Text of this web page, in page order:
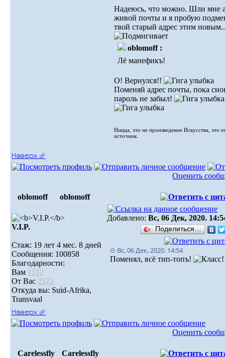
Надеюсь, что можно. Шли мне
живой почты и я пробую
твой старый адрес этим новым..
oblomoff :
Лё манефикъ!
О! Вернулся!!
Поменяй адрес почты, пока
пароль не забыл!
Ницца, это не произведение Искусства, это
источник.
Наверх ⮵
Оценить
oblomoff oblomoff
V.I.P.
Стаж: 19 лет 4 мес. 8 дней
Сообщения: 100858
Благодарности:
Вам 1512
От Вас 2572
Откуда вы: Suid-Afrika,
Transvaal
Добавлено: Вс, 06 Дек, 2020.
Поделиться…
⊙ Вс, 06 Дек, 2020. 14:54
Поменял, всё тип-топъ!
Наверх ⮵
Оценить
Carelessfly Carelessfly